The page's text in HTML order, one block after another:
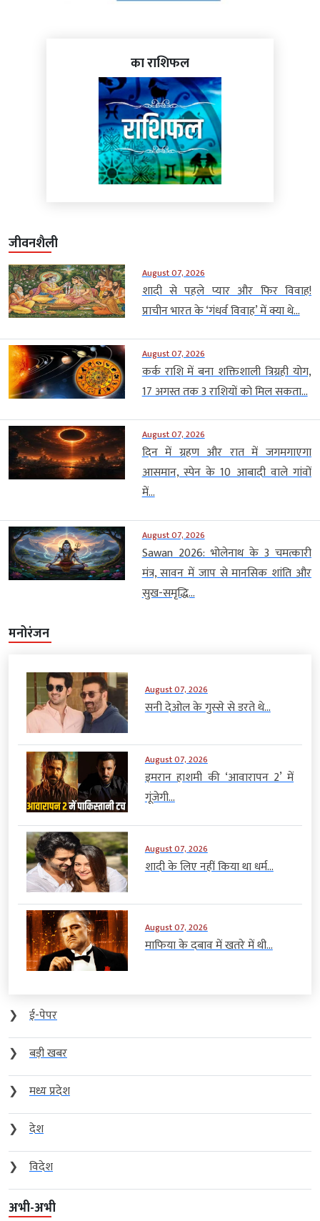
का राशिफल
जीवनशैली
August 07, 2026
शादी से पहले प्यार और फिर विवाह!
प्राचीन भारत के ‘गंधर्व विवाह’ में क्या थे...
August 07, 2026
कर्क राशि में बना शक्तिशाली त्रिग्रही योग,
17 अगस्त तक 3 राशियों को मिल सकता...
August 07, 2026
दिन में ग्रहण और रात में जगमगाएगा
आसमान, स्पेन के 10 आबादी वाले गांवों
में...
August 07, 2026
Sawan 2026: भोलेनाथ के 3 चमत्कारी
मंत्र, सावन में जाप से मानसिक शांति और
सुख-समृद्धि...
मनोरंजन
August 07, 2026
सनी देओल के गुस्से से डरते थे...
August 07, 2026
इमरान हाशमी की ‘आवारापन 2’ में
गूंजेगी...
August 07, 2026
शादी के लिए नहीं किया था धर्म...
August 07, 2026
माफिया के दबाव में खतरे में थी...
❯
ई-पेपर
❯
बड़ी खबर
❯
मध्य प्रदेश
❯
देश
❯
विदेश
अभी-अभी